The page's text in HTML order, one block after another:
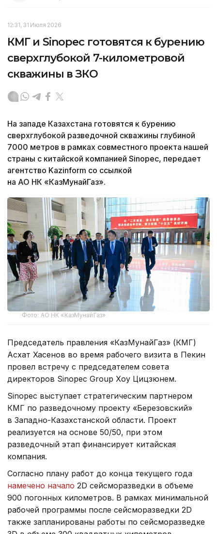
12:31, 31 Июля 2026
КМГ и Sinopec готовятся к бурению
сверхглубокой 7-километровой
скважины в ЗКО
На западе Казахстана готовятся к бурению
сверхглубокой разведочной скважины глубиной
7000 метров в рамках совместного проекта нашей
страны с китайской компанией Sinopec, передает
агентство Kazinform со ссылкой
на АО НК «КазМунайГаз».
Фото: АО НК «КазМунайГаз»
Председатель правления «КазМунайГаз» (КМГ)
Асхат Хасенов во время рабочего визита в Пекин
провел встречу с председателем совета
директоров Sinopec Group Хоу Цицзюнем.
Sinopec выступает стратегическим партнером
КМГ по разведочному проекту «Березовский»
в Западно-Казахстанской области. Проект
реализуется на основе 50/50, при этом
разведочный этап финансирует китайская
компания.
Согласно плану работ до конца текущего года
намечено начало 2D сейсморазведки в объеме
900 погонных километров. В рамках минимальной
рабочей программы после сейсморазведки 2D
также запланированы работы по сейсморазведке